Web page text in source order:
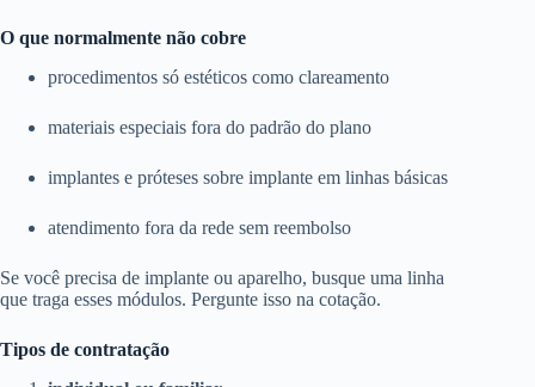
O que normalmente não cobre
procedimentos só estéticos como clareamento
materiais especiais fora do padrão do plano
implantes e próteses sobre implante em linhas básicas
atendimento fora da rede sem reembolso
Se você precisa de implante ou aparelho, busque uma linha
que traga esses módulos. Pergunte isso na cotação.
Tipos de contratação